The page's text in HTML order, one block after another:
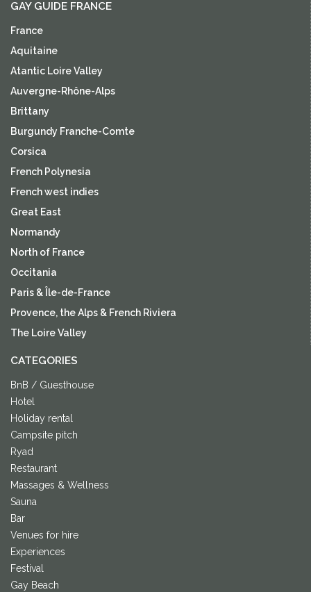
GAY GUIDE FRANCE
France
Aquitaine
Atantic Loire Valley
Auvergne-Rhône-Alps
Brittany
Burgundy Franche-Comte
Corsica
French Polynesia
French west indies
Great East
Normandy
North of France
Occitania
Paris & Île-de-France
Provence, the Alps & French Riviera
The Loire Valley
CATEGORIES
BnB / Guesthouse
Hotel
Holiday rental
Campsite pitch
Ryad
Restaurant
Massages & Wellness
Sauna
Bar
Venues for hire
Experiences
Festival
Gay Beach